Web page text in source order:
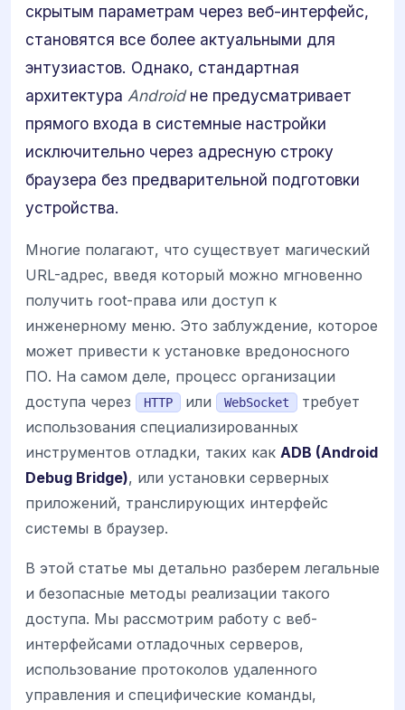
скрытым параметрам через веб-интерфейс,
становятся все более актуальными для
энтузиастов. Однако, стандартная
архитектура Androidне предусматривает
прямого входа в системные настройки
исключительно через адресную строку
браузера без предварительной подготовки
устройства.
Многие полагают, что существует магический
URL-адрес, введя который можно мгновенно
получить root-права или доступ к
инженерному меню. Это заблуждение, которое
может привести к установке вредоносного
ПО. На самом деле, процесс организации
доступа через
HTTP или WebSocket
требует
использования специализированных
инструментов отладки, таких как ADB (Android
Debug Bridge), или установки серверных
приложений, транслирующих интерфейс
системы в браузер.
В этой статье мы детально разберем легальные
и безопасные методы реализации такого
доступа. Мы рассмотрим работу с веб-
интерфейсами отладочных серверов,
использование протоколов удаленного
управления и специфические команды,